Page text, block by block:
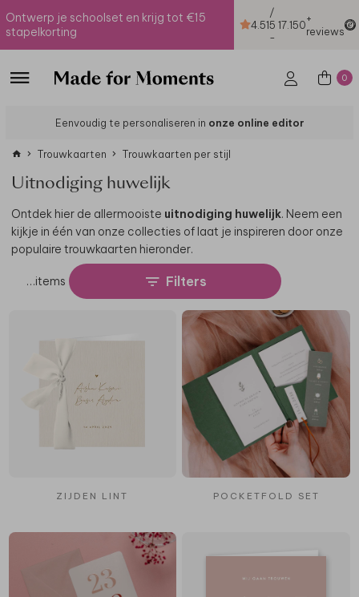
Ontwerp je schoolset en krijg tot €15
stapelkorting
4.51
/
5
-
17.150+
reviews
0
Eenvoudig te personaliseren in onze online editor
Trouwkaarten Trouwkaarten per stijl
Uitnodiging huwelijk
Ontdek hier de allermooiste uitnodiging huwelijk. Neem een
kijkje in één van onze collecties of laat je inspireren door onze
populaire trouwkaarten hieronder.
…items Filters
ZIJDEN LINT POCKETFOLD SET